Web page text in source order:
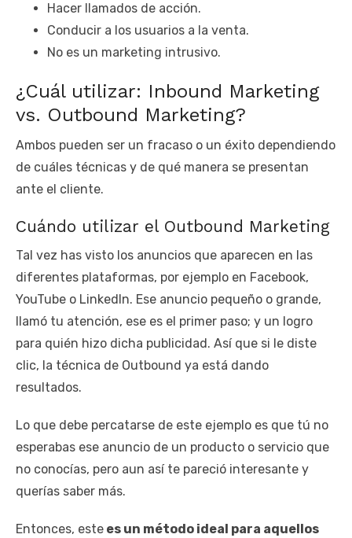
Hacer llamados de acción.
Conducir a los usuarios a la venta.
No es un marketing intrusivo.
¿Cuál utilizar: Inbound Marketing
vs. Outbound Marketing?
Ambos pueden ser un fracaso o un éxito dependiendo
de cuáles técnicas y de qué manera se presentan
ante el cliente.
Cuándo utilizar el Outbound Marketing
Tal vez has visto los anuncios que aparecen en las
diferentes plataformas, por ejemplo en Facebook,
YouTube o LinkedIn. Ese anuncio pequeño o grande,
llamó tu atención, ese es el primer paso; y un logro
para quién hizo dicha publicidad. Así que si le diste
clic, la técnica de Outbound ya está dando
resultados.
Lo que debe percatarse de este ejemplo es que tú no
esperabas ese anuncio de un producto o servicio que
no conocías, pero aun así te pareció interesante y
querías saber más.
Entonces, este es un método ideal para aquellos